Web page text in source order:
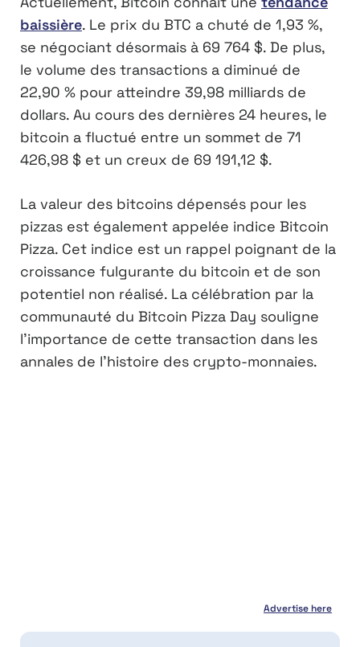
baissière. Le prix du BTC a chuté de 1,93 %,
se négociant désormais à 69 764 $. De plus,
le volume des transactions a diminué de
22,90 % pour atteindre 39,98 milliards de
dollars. Au cours des dernières 24 heures, le
bitcoin a fluctué entre un sommet de 71
426,98 $ et un creux de 69 191,12 $.
La valeur des bitcoins dépensés pour les
pizzas est également appelée indice Bitcoin
Pizza. Cet indice est un rappel poignant de la
croissance fulgurante du bitcoin et de son
potentiel non réalisé. La célébration par la
communauté du Bitcoin Pizza Day souligne
l’importance de cette transaction dans les
annales de l’histoire des crypto-monnaies.
Advertise here